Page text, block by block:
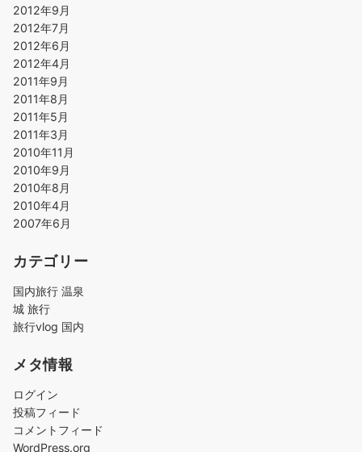
2012年9月
2012年7月
2012年6月
2012年4月
2011年9月
2011年8月
2011年5月
2011年3月
2010年11月
2010年9月
2010年8月
2010年4月
2007年6月
カテゴリー
国内旅行 温泉
城 旅行
旅行vlog 国内
メタ情報
ログイン
投稿フィード
コメントフィード
WordPress.org